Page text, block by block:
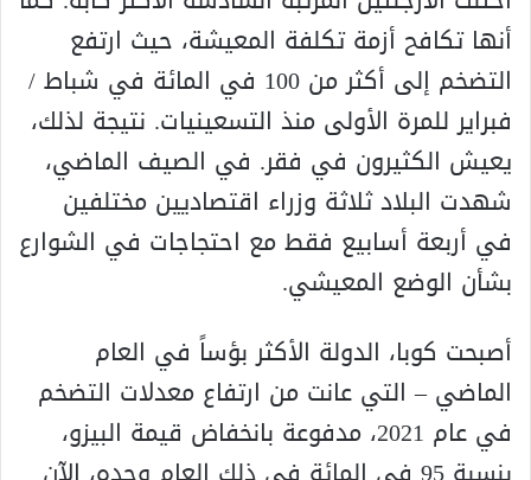
أنها تكافح أزمة تكلفة المعيشة، حيث ارتفع
التضخم إلى أكثر من 100 في المائة في شباط /
فبراير للمرة الأولى منذ التسعينيات. نتيجة لذلك،
يعيش الكثيرون في فقر. في الصيف الماضي،
شهدت البلاد ثلاثة وزراء اقتصاديين مختلفين
في أربعة أسابيع فقط مع احتجاجات في الشوارع
بشأن الوضع المعيشي.
أصبحت كوبا، الدولة الأكثر بؤساً في العام
الماضي – التي عانت من ارتفاع معدلات التضخم
في عام 2021، مدفوعة بانخفاض قيمة البيزو،